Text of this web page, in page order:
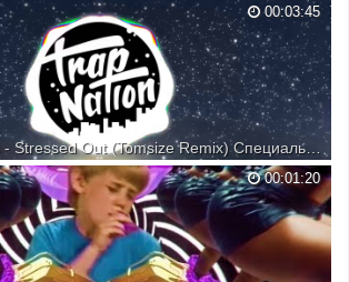
Man (Trap Remix) 00:03:45
Twenty One Pilots - Stressed Out (Tomsize Remix) Специально для Kirenga-smi
Out (Tomsize Remix) Follow our Spotify:
www.smarturl.it/blurryface Follow our IG:
♫ Support Trap Nation ♫
alltrapnation ♦htt...
00:01:20